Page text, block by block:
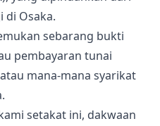
di Osaka.
sebarang bukti
pembayaran tunai
mana-mana syarikat
setakat ini, dakwaan